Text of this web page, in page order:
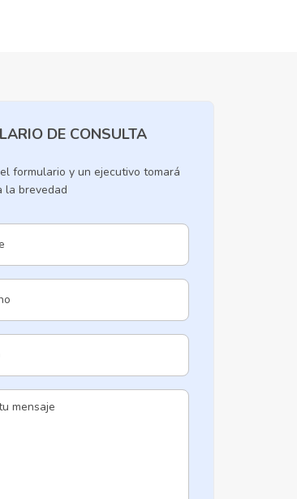
DE CONSULTA
formulario y un ejecutivo tomará
la brevedad